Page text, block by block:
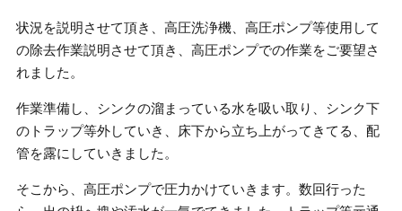
状況を説明させて頂き、高圧洗浄機、高圧ポンプ等使用して
の除去作業説明させて頂き、高圧ポンプでの作業をご要望さ
れました。
作業準備し、シンクの溜まっている水を吸い取り、シンク下
のトラップ等外していき、床下から立ち上がってきてる、配
管を露にしていきました。
そこから、高圧ポンプで圧力かけていきます。数回行った